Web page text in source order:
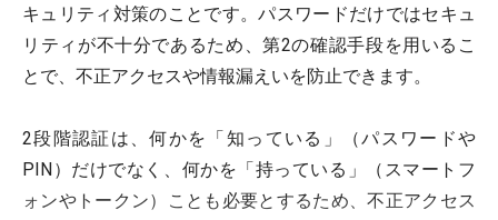
キュリティ対策のことです。パスワードだけではセキュ
リティが不十分であるため、第2の確認手段を用いるこ
とで、不正アクセスや情報漏えいを防止できます。
2段階認証は、何かを「知っている」（パスワードや
PIN）だけでなく、何かを「持っている」（スマートフ
ォンやトークン）ことも必要とするため、不正アクセス